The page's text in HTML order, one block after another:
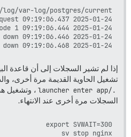
2025-01-24 09:19:06.468 UTC [37] LOG:  database system is shut down
إذا لم تشير السجلات إلى أن قاعدة
تشغيل الحاوية القديمة مرة أخرى،
./launcher enter app
، وتشغيل
السجلات مرة أخرى عند الانتهاء.